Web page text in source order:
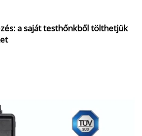
a saját testhőnkből tölthetjük